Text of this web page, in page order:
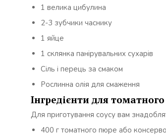
1 велика цибулина
2-3 зубчики часнику
1 яйце
1 склянка панірувальних сухарів
Сіль і перець за смаком
Рослинна олія для смаження
Інгредієнти для томатного
Для приготування соусу вам
400 г томатного пюре або